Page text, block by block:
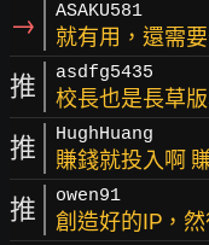
→ ASAKU581
就有用，還需
推 asdfg5435
校長也是長草
推 HughHuang
賺錢就投入啊
推 owen91
創造好的IP，